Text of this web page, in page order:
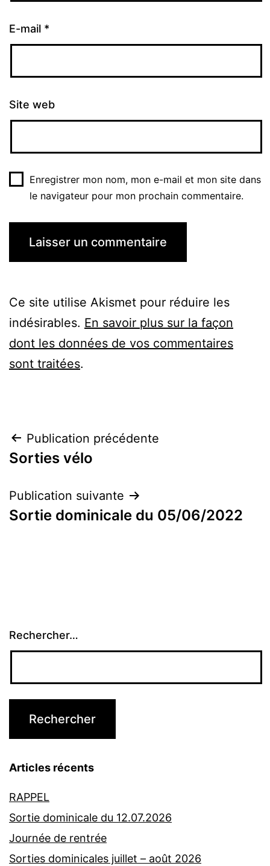
E-mail *
Site web
Enregistrer mon nom, mon e-mail et mon site dans
le navigateur pour mon prochain commentaire.
Ce site utilise Akismet pour réduire les
indésirables. En savoir plus sur la façon
dont les données de vos commentaires
sont traitées.
Navigation
de
l’article
Publication précédente
Sorties vélo
Publication suivante
Sortie dominicale du 05/06/2022
Rechercher…
Articles récents
RAPPEL
Sortie dominicale du 12.07.2026
Journée de rentrée
Sorties dominicales juillet – août 2026